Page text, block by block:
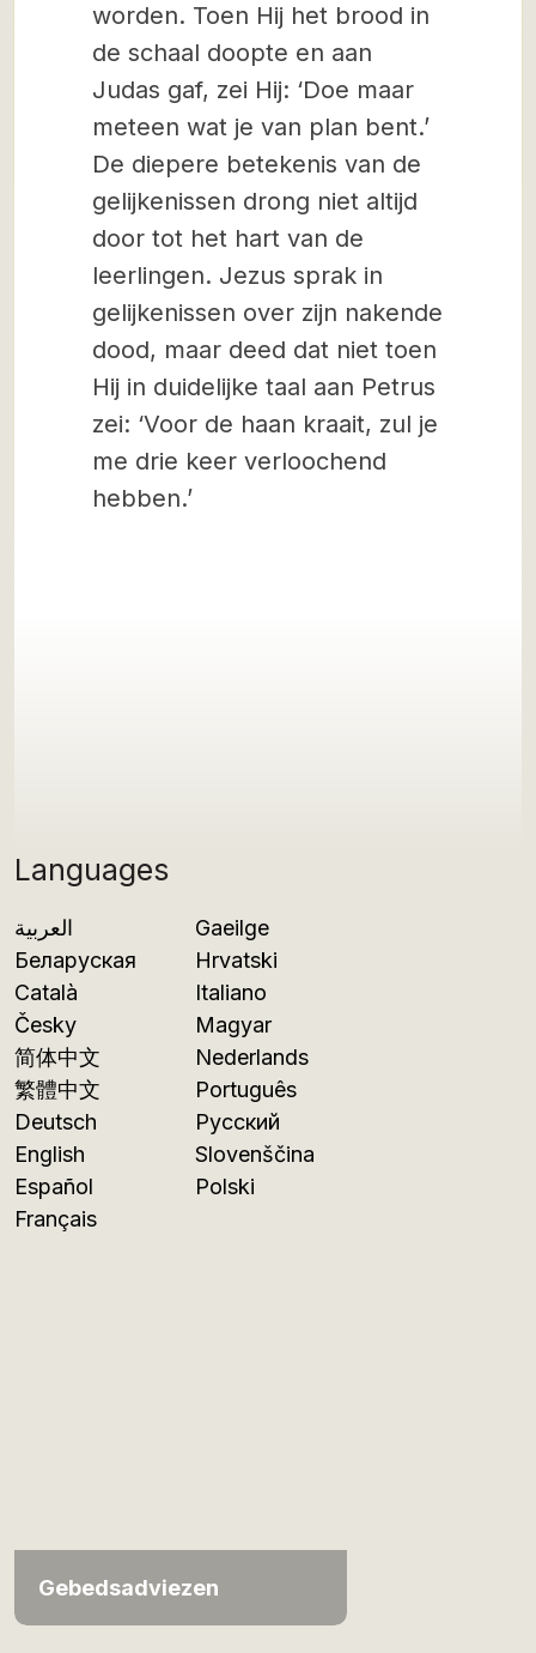
Languages
العربية
Беларуская
Català
Česky
简体中文
繁體中文
Deutsch
English
Español
Français
Gaeilge
Hrvatski
Italiano
Magyar
Nederlands
Português
Русский
Slovenščina
Polski
Gebedsadviezen
worden. Toen Hij het brood in
de schaal doopte en aan
Judas gaf, zei Hij: ‘Doe maar
meteen wat je van plan bent.’
De diepere betekenis van de
gelijkenissen drong niet altijd
door tot het hart van de
leerlingen. Jezus sprak in
gelijkenissen over zijn nakende
dood, maar deed dat niet toen
Hij in duidelijke taal aan Petrus
zei: ‘Voor de haan kraait, zul je
me drie keer verloochend
hebben.’